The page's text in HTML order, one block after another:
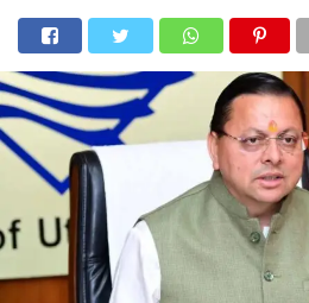
उत्तराखंडअल्मोड़ाउत्तरकाशीउधम सिंह नगर
देहरादूननैनीतालपिथौरागढ़ पौड़ी गढ़वालबागेश्वर
मनोरंजन